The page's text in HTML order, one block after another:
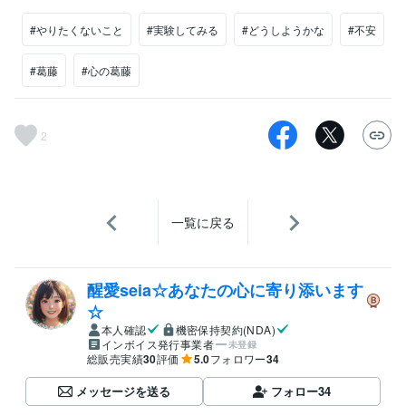
#やりたくないこと #実験してみる #どうしようかな #不安
#葛藤 #心の葛藤
2
一覧に戻る
醒愛seia☆あなたの心に寄り添います
☆
本人確認
機密保持契約(NDA)
インボイス発行事業者
未登録
総販売実績30評価 5.0フォロワー34
メッセージを送る フォロー34